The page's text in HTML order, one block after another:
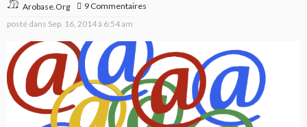
Arobase.org
9 Commentaires
posté dans Sep. 16, 2014 à 6:54 am